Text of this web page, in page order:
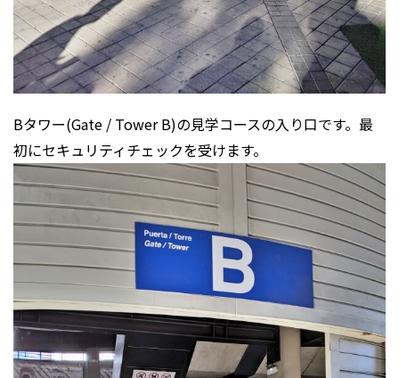
Bタワー(Gate / Tower B)の見学コースの入り口です。最
初にセキュリティチェックを受けます。